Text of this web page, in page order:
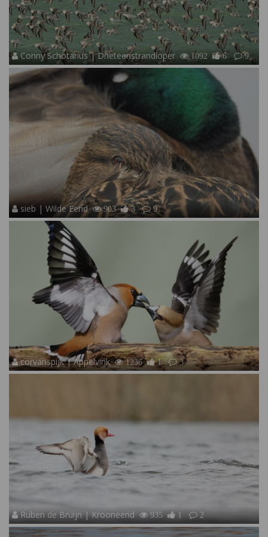
Conny Schotanus | Drieteenstrandloper 1092 6 9
sieb | Wilde Eend 903 3 9
corvanspijk | Appelvink 1236 1 3
Ruben de Bruijn | Krooneend 935 1 2